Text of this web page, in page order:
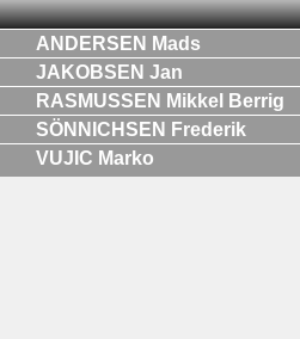
ANDERSEN Mads
JAKOBSEN Jan
RASMUSSEN Mikkel Berrig
SÖNNICHSEN Frederik
VUJIC Marko